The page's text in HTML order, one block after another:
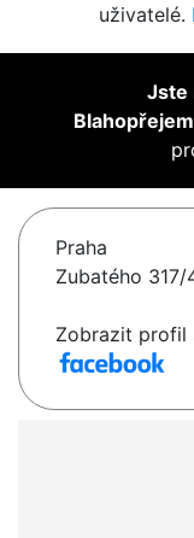
uživatelé.
Jste
Praha
Zubatého 317/
Zobrazit profil